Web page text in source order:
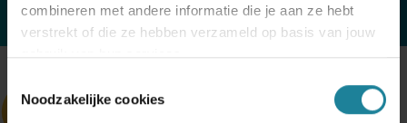
combineren met andere informatie die je aan ze hebt
verstrekt of die ze hebben verzameld op basis van jouw
gebruik van hun services.
Noodzakelijke cookies